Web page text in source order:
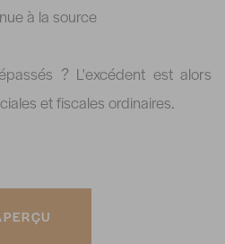
à la source
? L'excédent est alors
et fiscales ordinaires.